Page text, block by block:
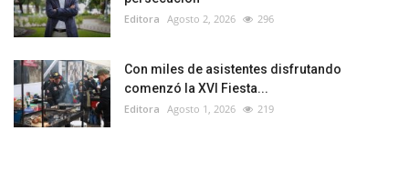
Editora Agosto 2, 2026 296
Con miles de asistentes disfrutando
comenzó la XVI Fiesta...
Editora Agosto 1, 2026 219